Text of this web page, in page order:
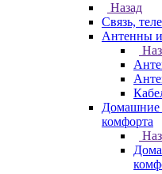
Назад
Связь,
Антенны и
Домашние
комфорта